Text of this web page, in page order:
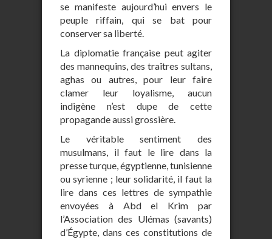
se manifeste aujourd’hui envers le
peuple riffain, qui se bat pour
conserver sa liberté.
La diplomatie française peut agiter
des mannequins, des traîtres sultans,
aghas ou autres, pour leur faire
clamer leur loyalisme, aucun
indigène n’est dupe de cette
propagande aussi grossière.
Le véritable sentiment des
musulmans, il faut le lire dans la
presse turque, égyptienne, tunisienne
ou syrienne ; leur solidarité, il faut la
lire dans ces lettres de sympathie
envoyées à Abd el Krim par
l’Association des Ulémas (savants)
d’Égypte, dans ces constitutions de